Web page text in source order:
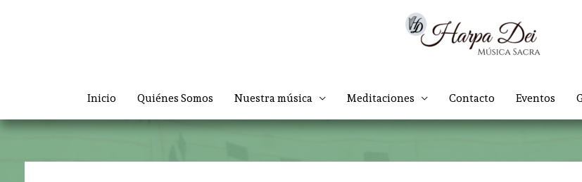
Inicio Quiénes Somos Nuestra música Meditaciones Contacto Eventos